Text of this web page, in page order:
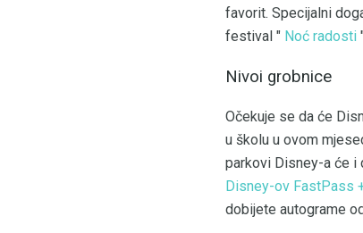
favorit. Specijalni
festival " Noć radosti
Nivoi grobnice
Očekuje se da će
u školu u ovom
parkovi Disney-a će i
Disney-ov FastPass
dobijete autograme